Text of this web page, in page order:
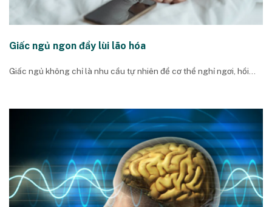
Giấc ngủ ngon đẩy lùi lão hóa
Giấc ngủ không chỉ là nhu cầu tự nhiên để cơ thể nghỉ ngơi, hồi...